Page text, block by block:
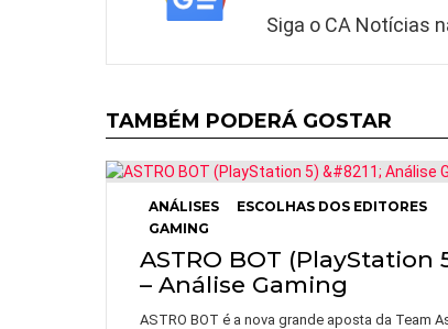
Siga o CA Notícias
TAMBÉM PODERÁ GOSTAR
ANÁLISES
ESCOLHAS DOS EDITORES
GAMING
ASTRO BOT (PlayStation
– Análise Gaming
ASTRO BOT é a nova grande aposta da Team